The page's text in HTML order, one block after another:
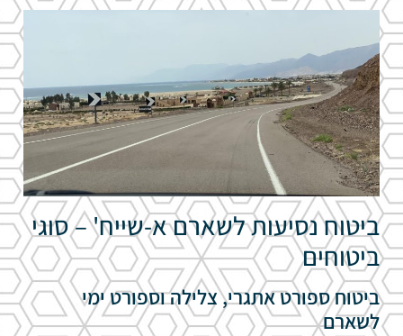
ביטוח נסיעות לשארם א-שייח' – סוגי
ביטוחים
ביטוח ספורט אתגרי, צלילה וספורט ימי
לשארם